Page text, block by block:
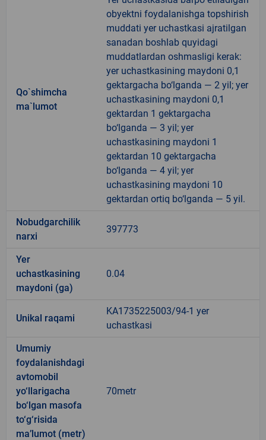
Qo`shimcha
ma`lumot
obyektni foydalanishga topshirish
muddati yer uchastkasi ajratilgan
sanadan boshlab quyidagi
muddatlardan oshmasligi kerak:
yer uchastkasining maydoni 0,1
gektargacha bo‘lganda — 2 yil; yer
uchastkasining maydoni 0,1
gektardan 1 gektargacha
bo‘lganda — 3 yil; yer
uchastkasining maydoni 1
gektardan 10 gektargacha
bo‘lganda — 4 yil; yer
uchastkasining maydoni 10
gektardan ortiq bo‘lganda — 5 yil.
Nobudgarchilik
narxi
397773
Yer
uchastkasining
maydoni (ga)
0.04
Unikal raqami
KA1735225003/94-1 yer
uchastkasi
Umumiy
foydalanishdagi
avtomobil
yo‘llarigacha
bo‘lgan masofa
to‘g‘risida
ma’lumot (metr)
70metr